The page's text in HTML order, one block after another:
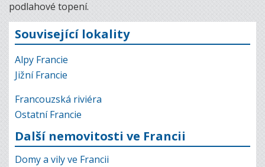
podlahové topení.
Související lokality
Alpy Francie
Jižní Francie
Francouzská riviéra
Ostatní Francie
Další nemovitosti ve Francii
Domy a vily ve Francii